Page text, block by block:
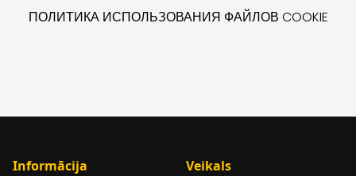
ПОЛИТИКА ИСПОЛЬЗОВАНИЯ ФАЙЛОВ COOKIE
Informācija Veikals